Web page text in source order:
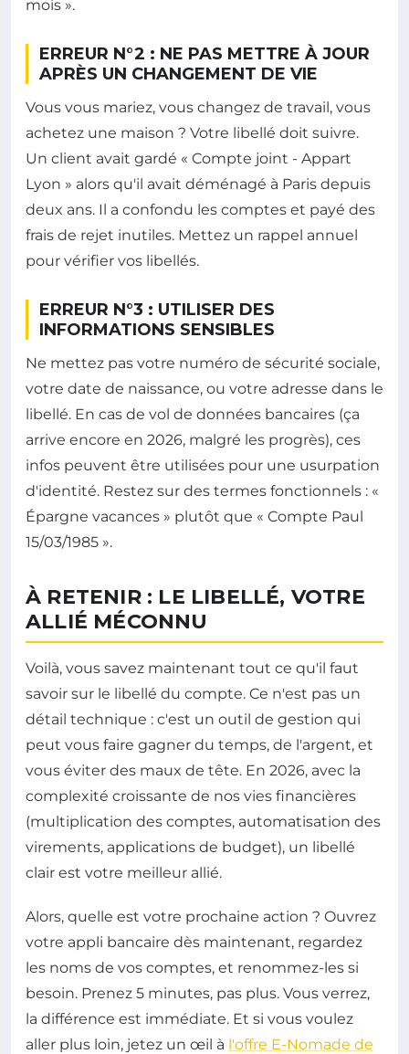
mois ».
ERREUR N°2 : NE PAS METTRE À JOUR
APRÈS UN CHANGEMENT DE VIE
Vous vous mariez, vous changez de travail, vous
achetez une maison ? Votre libellé doit suivre.
Un client avait gardé « Compte joint - Appart
Lyon » alors qu'il avait déménagé à Paris depuis
deux ans. Il a confondu les comptes et payé des
frais de rejet inutiles. Mettez un rappel annuel
pour vérifier vos libellés.
ERREUR N°3 : UTILISER DES
INFORMATIONS SENSIBLES
Ne mettez pas votre numéro de sécurité sociale,
votre date de naissance, ou votre adresse dans le
libellé. En cas de vol de données bancaires (ça
arrive encore en 2026, malgré les progrès), ces
infos peuvent être utilisées pour une usurpation
d'identité. Restez sur des termes fonctionnels : «
Épargne vacances » plutôt que « Compte Paul
15/03/1985 ».
À RETENIR : LE LIBELLÉ, VOTRE
ALLIÉ MÉCONNU
Voilà, vous savez maintenant tout ce qu'il faut
savoir sur le libellé du compte. Ce n'est pas un
détail technique : c'est un outil de gestion qui
peut vous faire gagner du temps, de l'argent, et
vous éviter des maux de tête. En 2026, avec la
complexité croissante de nos vies financières
(multiplication des comptes, automatisation des
virements, applications de budget), un libellé
clair est votre meilleur allié.
Alors, quelle est votre prochaine action ? Ouvrez
votre appli bancaire dès maintenant, regardez
les noms de vos comptes, et renommez-les si
besoin. Prenez 5 minutes, pas plus. Vous verrez,
la différence est immédiate. Et si vous voulez
aller plus loin, jetez un œil à l'offre E-Nomade de